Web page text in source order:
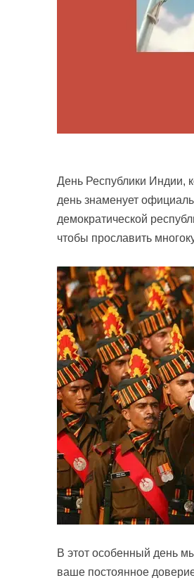
День Республики Индии,
день знаменует
демократической
чтобы прославить
В этот особенный день
ваше постоянное